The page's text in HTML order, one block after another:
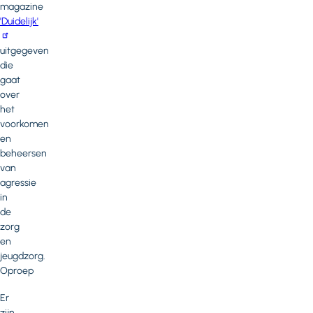
magazine
'Duidelijk'
uitgegeven
die
gaat
over
het
voorkomen
en
beheersen
van
agressie
in
de
zorg
en
jeugdzorg.
Oproep
Er